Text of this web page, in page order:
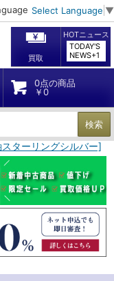
Select Language ▼
買取
HOTニュース
TODAY'S
NEWS+1
0点の商品
￥0
検索
ターリングシルバー]